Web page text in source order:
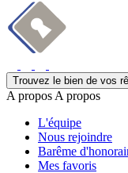
Trouvez le bien de vos
A propos A propos
L'équipe
Nous rejoindre
Barême
Mes favoris